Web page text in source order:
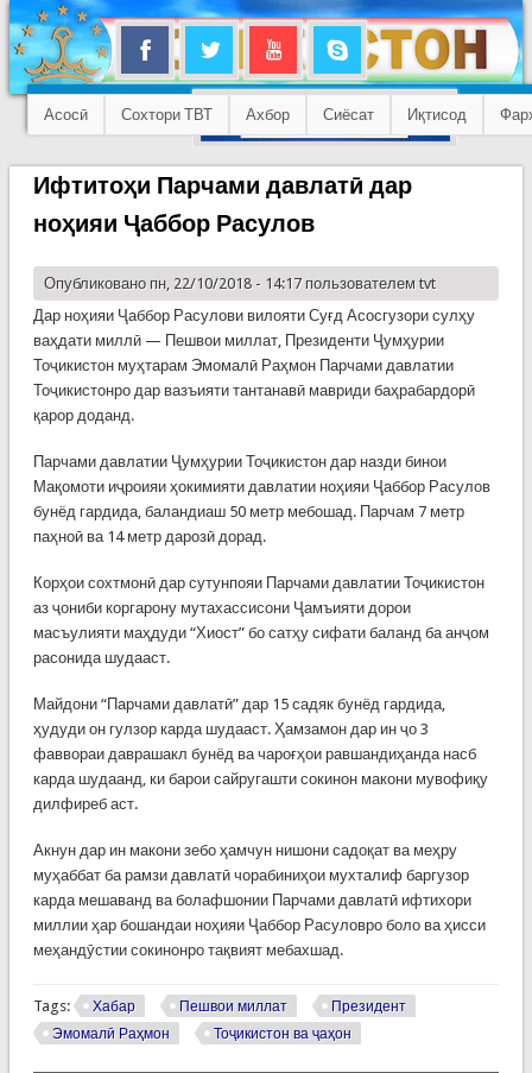
Асосӣ Сохтори ТВТ Ахбор Сиёсат Иқтисод
Ифтитоҳи Парчами давлатӣ дар
ноҳияи Ҷаббор Расулов
Опубликовано пн, 22/10/2018 - 14:17 пользователем tvt
Дар ноҳияи Ҷаббор Расулови вилояти Суғд Асосгузори сулҳу
ваҳдати миллӣ — Пешвои миллат, Президенти Ҷумҳурии
Тоҷикистон муҳтарам Эмомалӣ Раҳмон Парчами давлатии
Тоҷикистонро дар вазъияти тантанавӣ мавриди баҳрабардорӣ
қарор доданд.
Парчами давлатии Ҷумҳурии Тоҷикистон дар назди бинои
Мақомоти иҷроияи ҳокимияти давлатии ноҳияи Ҷаббор Расулов
бунёд гардида, баландиаш 50 метр мебошад. Парчам 7 метр
паҳноӣ ва 14 метр дарозӣ дорад.
Корҳои сохтмонӣ дар сутунпояи Парчами давлатии Тоҷикистон
аз ҷониби коргарону мутахассисони Ҷамъияти дорои
масъулияти маҳдуди “Хиост” бо сатҳу сифати баланд ба анҷом
расонида шудааст.
Майдони “Парчами давлатӣ” дар 15 садяк бунёд гардида,
ҳудуди он гулзор карда шудааст. Ҳамзамон дар ин ҷо 3
фаввораи даврашакл бунёд ва чароғҳои равшандиҳанда насб
карда шудаанд, ки барои сайругашти сокинон макони мувофиқу
дилфиреб аст.
Акнун дар ин макони зебо ҳамчун нишони садоқат ва меҳру
муҳаббат ба рамзи давлатӣ чорабиниҳои мухталиф баргузор
карда мешаванд ва болафшонии Парчами давлатӣ ифтихори
миллии ҳар бошандаи ноҳияи Ҷаббор Расуловро боло ва ҳисси
меҳандӯстии сокинонро тақвият мебахшад.
Tags: Хабар Пешвои миллат
Президент
Эмомалӣ Раҳмон
Тоҷикистон ва ҷаҳон